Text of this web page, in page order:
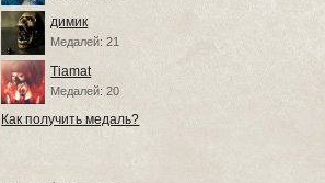
димик
Медалей: 21
Tiamat
Медалей: 20
Как получить медаль?